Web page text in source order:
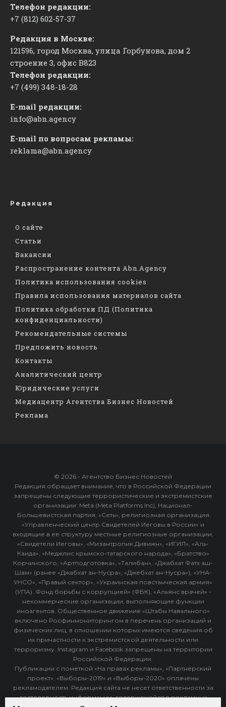
Телефон редакции:
+7 (812) 602-57-37
Редакция в Москве:
121596, город Москва, улица Горбунова, дом 2
строение 3, офис ​В823
Телефон редакции:
+7 (499) 348-18-28
E-mail редакции:
info@abn.agency
E-mail по вопросам рекламы:
reklama@abn.agency
Редакция
О сайте
Статьи
Вакансии
Распространение контента Abn.Agency
Политика использования cookies
Правила использования материалов сайта
Политика обработки ПД (Политика
конфиденциальности)
Рекомендательные системы
Предложить новость
Контакты
Аналитический центр
Юридические услуги
Медиацентр Агентства Бизнес Новостей
Реклама
© 2026 - Агентство Бизнес Новостей
Редакция обращает внимание, что в Российской Федерации
запрещены следующие террористические и экстремистские
организации: Meta (Meta Platforms Inc), Национал-
Большевистская партия, «Сеть», религиозная организация
«Управленческий центр Свидетелей Иеговы в России» и
входящие в ее структуру местные религиозные организации,
«Свидетели Иеговы», «Мизантропик Дивижн», «ИГИЛ», «Аль-
Каида», «Меджлис крымско-татарского народа», «Братство»
Корчинского, «Артподготовка», «Талибан», «Джабхат Фатх аш-
Шам» (ранее «Джабхат ан-Нусра», «Джебхат ан-Нусра»), «УНА-
УНСО», «Правый сектор», «Украинская повстанческая армия»
(УПА). Фонд борьбы с коррупцией» (ФБК), «Альянс врачей» -
некоммерческие организации, выполняющие функции
иноагентов. Общественное движение «Штабы Навального»
включено Росфинмониторингом в перечень организаций и
физических лиц, в отношении которых имеются сведения об
их причастности к экстремистской деятельности или
терроризму. Instagram и Facebook запрещены на территории
Российской Федерации.
Публикации с пометкой «На правах рекламы», «Партнёрский
проект», «Выборы-2019» и «Выборы-2020» оплачены
рекламодателем. Редакция сайта не несет ответственности за
достоверность информации, содержащейся в рекламных